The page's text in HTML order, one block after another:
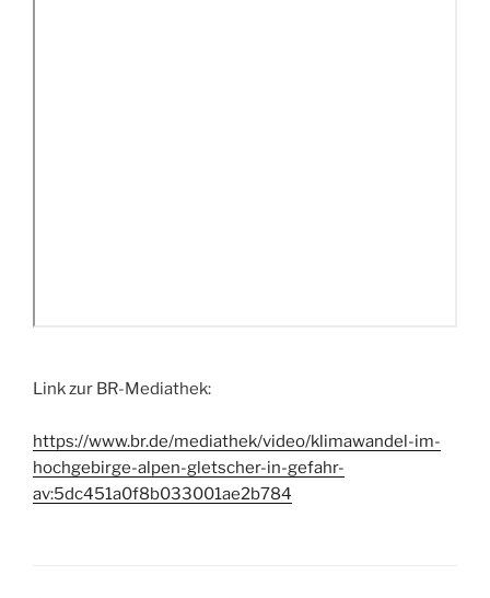
Link zur BR-Mediathek:
https://www.br.de/mediathek/video/klimawandel-im-
hochgebirge-alpen-gletscher-in-gefahr-
av:5dc451a0f8b033001ae2b784